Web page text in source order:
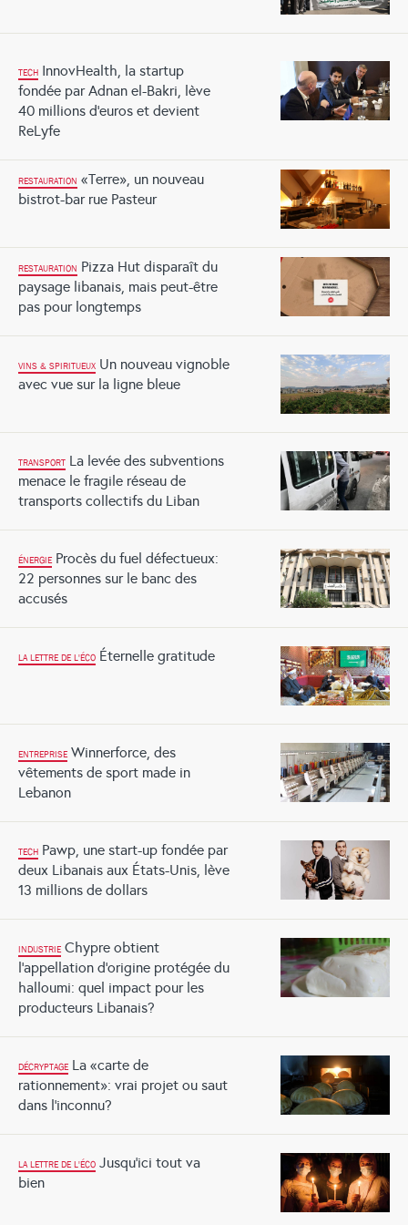
TECH InnovHealth, la startup
fondée par Adnan el-Bakri, lève
40 millions d’euros et devient
ReLyfe
RESTAURATION «Terre», un nouveau
bistrot-bar rue Pasteur
RESTAURATION Pizza Hut disparaît du
paysage libanais, mais peut-être
pas pour longtemps
VINS & SPIRITUEUX Un nouveau vignoble
avec vue sur la ligne bleue
TRANSPORT La levée des subventions
menace le fragile réseau de
transports collectifs du Liban
ÉNERGIE Procès du fuel défectueux:
22 personnes sur le banc des
accusés
LA LETTRE DE L'ÉCO Éternelle gratitude
ENTREPRISE Winnerforce, des
vêtements de sport made in
Lebanon
TECH Pawp, une start-up fondée par
deux Libanais aux États-Unis, lève
13 millions de dollars
INDUSTRIE Chypre obtient
l’appellation d’origine protégée du
halloumi: quel impact pour les
producteurs Libanais?
DÉCRYPTAGE La «carte de
rationnement»: vrai projet ou saut
dans l’inconnu?
LA LETTRE DE L'ÉCO Jusqu’ici tout va
bien